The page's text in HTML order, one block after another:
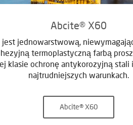
Abcite® X60
jednowarstwową,
termoplastyczną farbą
klasie ochronę antykorozyjną
najtrudniejszych warunkach.
Abcite® X60